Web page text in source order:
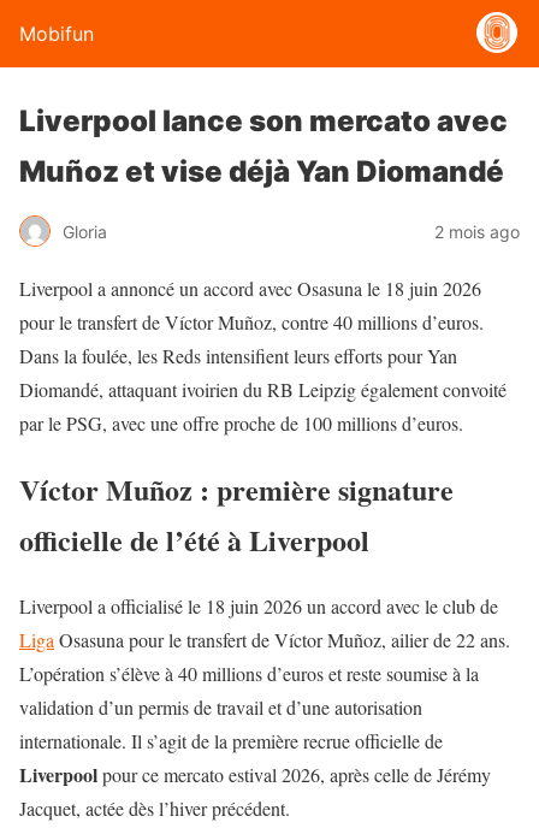
Mobifun
Liverpool lance son mercato avec
Muñoz et vise déjà Yan Diomandé
Gloria 2 mois ago
Liverpool a annoncé un accord avec Osasuna le 18 juin 2026
pour le transfert de Víctor Muñoz, contre 40 millions d’euros.
Dans la foulée, les Reds intensifient leurs efforts pour Yan
Diomandé, attaquant ivoirien du RB Leipzig également convoité
par le PSG, avec une offre proche de 100 millions d’euros.
Víctor Muñoz : première signature
officielle de l’été à Liverpool
Liverpool a officialisé le 18 juin 2026 un accord avec le club de
Liga Osasuna pour le transfert de Víctor Muñoz, ailier de 22 ans.
L’opération s’élève à 40 millions d’euros et reste soumise à la
validation d’un permis de travail et d’une autorisation
internationale. Il s’agit de la première recrue officielle de
Liverpoolpour ce mercato estival 2026, après celle de Jérémy
Jacquet, actée dès l’hiver précédent.